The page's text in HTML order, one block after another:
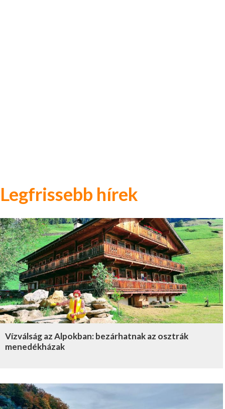
Legfrissebb hírek
Vízválság az Alpokban: bezárhatnak az osztrák
menedékházak